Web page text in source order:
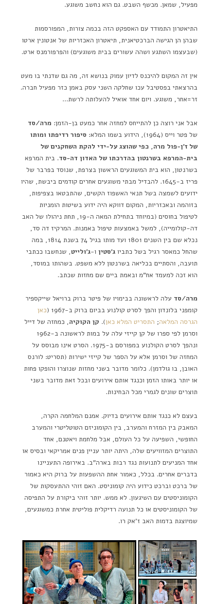
מפעיל, שמאן. מכשף השבט. גם הוא נחשב משוגע.
התיאטרון התמודד עם האספקט הזה בכמה צורות, המפורסמות
שבהן הן הגישה הברכטיאנית, תיאטרון האכזריות של אנטונין ארטו
(שבעצמו השתגע ושהה עשורים בבית משוגעים) והפרפורמנס ארט.
אין זה המקום להיכנס לדיון עמוק בנושא זה, מה גם שדנתי בו מעט
בהרצאתי בפסטיבל עכו שחלקה השני עסק באמן כזר מפעיל חברה.
זר=אחר, משוגע. ויום אחד אואיל להעלותה לרשת…
אבל אני רוצה כן להתייחס למחזה אחר כמעט בן-הזמן: מרה/סד
של פטר וייס (1964), הידוע בשמו המלא:
סיפור רדיפתו ומותו
של ז'ן-פול מרה, כפי שהוצג על-ידי להקת השחקנים של
בית-המרפא בשרנטון בהדרכתו של האדון דה-סד. בית המרפא
בשרנטון, הוא בית המשוגעים הראשון בצרפת, שנוסד בפרבר של
פריז ב-1645. להבדיל מבתי משוגעים אחרים קודמים ביבשת, שהיו
ידועים לשמצה בשל תנאי האשפוז הקשים, שהתבטאו בצפיפות,
בזוהמה ובאכזריות, המקום דווקא היה ידוע בשיטות הומניות
לטיפול בחוסים (במיוחד בתחילת המאה ה-19, תחת ניהולו של האב
דה-קולומייה), למשל באמצעות טיפול באמנות. המרקיז דה סד,
נכלא שם בין השנים 1801 ועד מותו בגיל 74 בשנת 1814, במה
שהחל כמאסר רגיל בשל כתביו ג'סטין ו-ג'ולייט, שנחשבו ככתבי
תועבה, והסתיים בכליאה בשרנטון ללא משפט. בשהותו במוסד,
הוא זכה למעמד אח"מ ובאמת ביים שם מחזות שכתב.
מרה/סד עלה לראשונה בבימויו של פיטר ברוק ברויאל שייקספיר
קומפני בלונדון והפך לסרט קולנוע בביום ברוק ב-1967 (
כאן
הגרסה המלאה; התסריט המלא כאן). קן הקוקיה, כמחזה של דייל
וסרמן לפי ספרו של קן קייזי עלה על במות לראשונה ב-1962
ונהפך לסרט הקולנוע במפורסם ב-1975. הסרט אינו מבוסס על
המחזה של וסרמן אלא על הספר של קייזי ישירות (תסריט: לורנס
האובן, בו גולדמן). כלומר מדובר בשני מחזות שנוצרו והופקו פחות
או יותר באותו הזמן וכנגד אותם אירועים ובכל זאת מדובר בשני
תוצרים שונים לגמרי מכל הבחינות.
בעצם לא כנגד אותם אירועים בדיוק. אמנם המלחמה הקרה,
המאבק בין המזרח והמערב, בין הקומוניזם הטוטליטרי והמערב
החופשי, השפיעה על כל העולם, אבל מלחמת ויאטנם, אחד
התוצרים המזוויעים שלה, היתה יותר עניין פנים אמריקאי ובסיס או
אחד המניעים לתנועות נגד רבות בארה"ב. באירופה התעניינו
בדברים אחרים. בכלל, כאמור אחת ההשפעות על ברוק היא כאמור
של ברכט וברכט כידוע היה קומוניסט. האם זוהי ההתעסקות של
הקומוניסטים עם השיגעון. לא ממש. יותר זוהי ביקורת על התפיסה
של הקומוניסטים או כל תנועה רדיקלית פוליטית אחרת כמשוגעים,
שמיוצגת בדמות האב ז'אק רו.